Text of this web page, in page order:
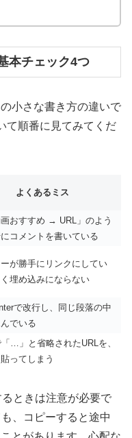
本チェック4つ
小さな書き方の違いで
て順番に見てみてくだ
よくあるミス
画おすすめ → URL」のよう
コメントを書いている
が勝手にリンクにしてい
埋め込みにならない
で改行し、同じ段落の中
でいる
…」と省略されたURLを、
ってしまう
ときは注意が必要で
、コピーすると途中